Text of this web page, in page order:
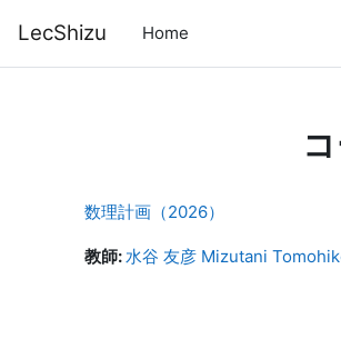
LecShizu Home
数理計画（2026）
教師:水谷 友彦 Mizutani